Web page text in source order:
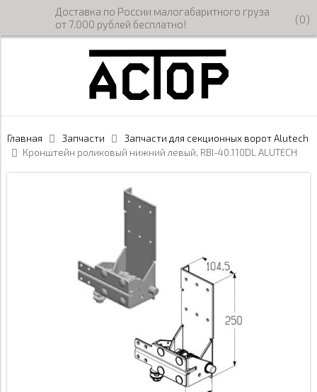
Доставка по России малогабаритного груза
от 7.000 рублей бесплатно!
(0)
Главная Запчасти
Запчасти для секционных ворот Alutech
Кронштейн роликовый нижний левый, RBI-40.110DL ALUTECH